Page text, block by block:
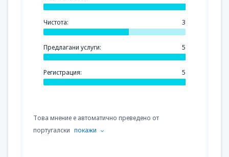
Чистота: 3
Предлагани услуги: 5
Регистрация: 5
Това мнение е автоматично преведено от
португалски покажи